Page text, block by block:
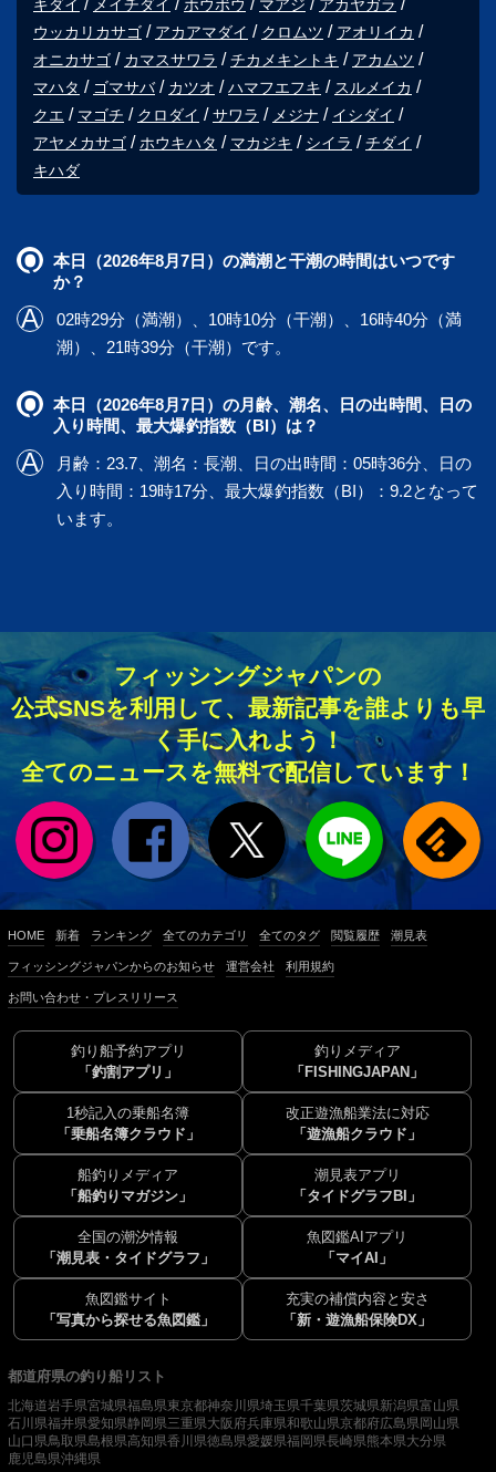
キダイ メイチダイ ホウボウ マアジ
アカヤガラ
ウッカリカサゴ
アカアマダイ クロムツ
アオリイカ
オニカサゴ
カマスサワラ チカメキントキ
アカムツ
マハタ
ゴマサバ カツオ ハマフエフキ
スルメイカ
クエ
マゴチ クロダイ サワラ メジナ
イシダイ
アヤメカサゴ
ホウキハタ マカジキ シイラ
チダイ
キハダ
本日（2026年8月7日）の満潮と干潮の時間はいつです
か？
02時29分（満潮）、10時10分（干潮）、16時40分（満
潮）、21時39分（干潮）です。
本日（2026年8月7日）の月齢、潮名、日の出時間、日の
入り時間、最大爆釣指数（BI）は？
月齢：23.7、潮名：長潮、日の出時間：05時36分、日の
入り時間：19時17分、最大爆釣指数（BI）：9.2となって
います。
フィッシングジャパンの
公式SNSを利用して、最新記事を誰よりも早
く手に入れよう！
全てのニュースを無料で配信しています！
HOME 新着 ランキング 全てのカテゴリ 全てのタグ 閲覧履歴 潮見表
フィッシングジャパンからのお知らせ 運営会社 利用規約
お問い合わせ・プレスリリース
釣り船予約アプリ
「釣割アプリ」
釣りメディア
「FISHINGJAPAN」
1秒記入の乗船名簿
「乗船名簿クラウド」
改正遊漁船業法に対応
「遊漁船クラウド」
船釣りメディア
「船釣りマガジン」
潮見表アプリ
「タイドグラフBI」
全国の潮汐情報
「潮見表・タイドグラフ」
魚図鑑AIアプリ
「マイAI」
魚図鑑サイト
「写真から探せる魚図鑑」
充実の補償内容と安さ
「新・遊漁船保険DX」
都道府県の釣り船リスト
北海道岩手県宮城県福島県東京都神奈川県埼玉県千葉県茨城県新潟県富山県
石川県福井県愛知県静岡県三重県大阪府兵庫県和歌山県京都府広島県岡山県
山口県鳥取県島根県高知県香川県徳島県愛媛県福岡県長崎県熊本県大分県
鹿児島県沖縄県